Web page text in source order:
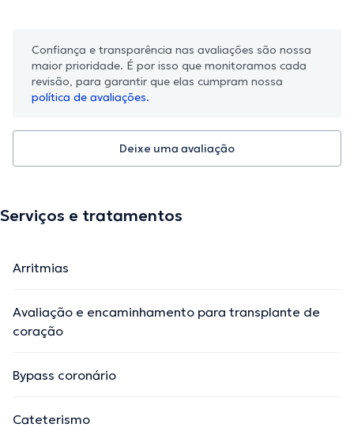
Confiança e transparência nas avaliações são nossa
maior prioridade. É por isso que monitoramos cada
revisão, para garantir que elas cumpram nossa
política de avaliações.
Deixe uma avaliação
Serviços e tratamentos
Arritmias
Avaliação e encaminhamento para transplante de
coração
Bypass coronário
Cateterismo